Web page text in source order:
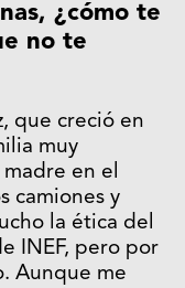
¿cómo te
no te
que creció en
muy
en el
camiones y
la ética del
INEF, pero por
Aunque me